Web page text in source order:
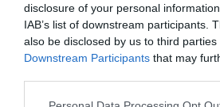
disclosure of your personal
IAB’s list of downstream participants.
also be disclosed by us to third parties
Downstream Participants that may
Please note that this website/app
Jelzőlámpák mutatják,
bemenni